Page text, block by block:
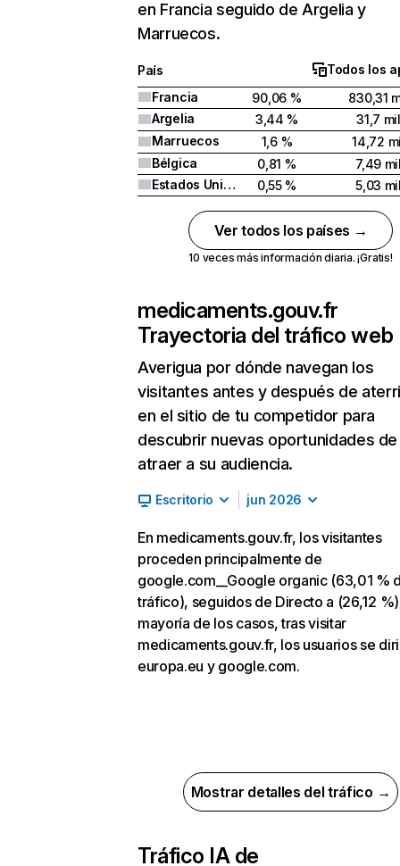
en Francia seguido de Argelia y
Marruecos.
País
Todos los
Francia
90,06 %
830,31
Argelia
3,44 %
31,7 mil
Marruecos
1,6 %
14,72
Bélgica
0,81 %
7,49
Estados Unidos
0,55 % 5,03
Ver todos los países →
10 veces más información diaria. ¡Gratis!
medicaments.gouv.fr
Trayectoria del tráfico web
Averigua por dónde navegan los
visitantes antes y después de
en el sitio de tu competidor para
descubrir nuevas oportunidades de
atraer a su audiencia.
Escritorio jun 2026
En medicaments.gouv.fr, los visitantes
proceden principalmente de
google.com__Google organic (63,01 %
tráfico), seguidos de Directo a (26,12
mayoría de los casos, tras visitar
medicaments.gouv.fr, los usuarios se
europa.eu y google.com.
Mostrar detalles del tráfico →
Tráfico IA de